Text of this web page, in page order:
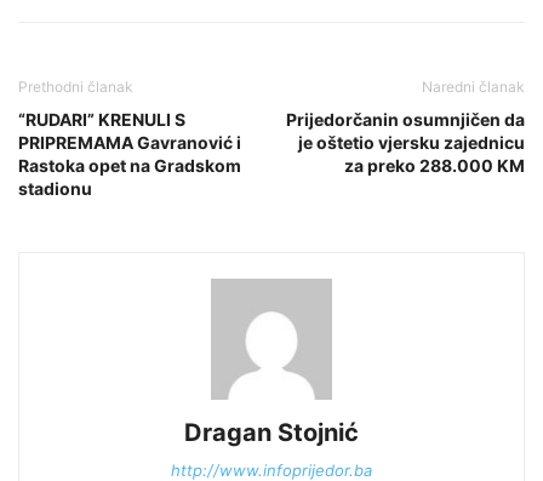
Prethodni članak
“RUDARI” KRENULI S
PRIPREMAMA Gavranović i
Rastoka opet na Gradskom
stadionu
Naredni članak
Prijedorčanin osumnjičen da
je oštetio vjersku zajednicu
za preko 288.000 KM
Dragan Stojnić
http://www.infoprijedor.ba